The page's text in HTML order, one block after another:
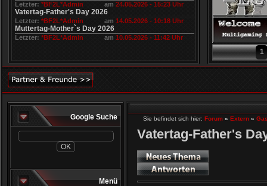
Letzter: *BF2L*Admin am 24.05.2026 - 15:23 Uhr
Vatertag-Father's Day 2026
Letzter: *BF2L*Admin am 14.05.2026 - 10:18 Uhr
Muttertag-Mother`s Day 2026
Letzter: *BF2L*Admin am 10.05.2026 - 11:42 Uhr
1
Google Suche
Menü
Sie befindet sich hier: Forum » Extern »
Vatertag-Father's